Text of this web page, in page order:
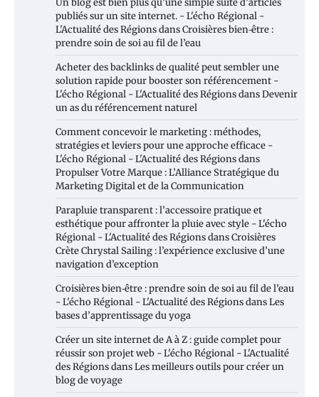
Un blog est bien plus qu’une simple suite d’articles
publiés sur un site internet. - L'écho Régional -
L'Actualité des RégionsdansCroisières bien‑être :
prendre soin de soi au fil de l’eau
Acheter des backlinks de qualité peut sembler une
solution rapide pour booster son référencement -
L'écho Régional - L'Actualité des RégionsdansDevenir
un as du référencement naturel
Comment concevoir le marketing : méthodes,
stratégies et leviers pour une approche efficace -
L'écho Régional - L'Actualité des Régionsdans
Propulser Votre Marque : L’Alliance Stratégique du
Marketing Digital et de la Communication
Parapluie transparent : l’accessoire pratique et
esthétique pour affronter la pluie avec style - L'écho
Régional - L'Actualité des RégionsdansCroisières
Crète Chrystal Sailing : l’expérience exclusive d’une
navigation d’exception
Croisières bien‑être : prendre soin de soi au fil de l’eau
- L'écho Régional - L'Actualité des RégionsdansLes
bases d’apprentissage du yoga
Créer un site internet de A à Z : guide complet pour
réussir son projet web - L'écho Régional - L'Actualité
des RégionsdansLes meilleurs outils pour créer un
blog de voyage